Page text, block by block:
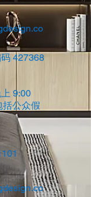
427368
9:00
括公众假